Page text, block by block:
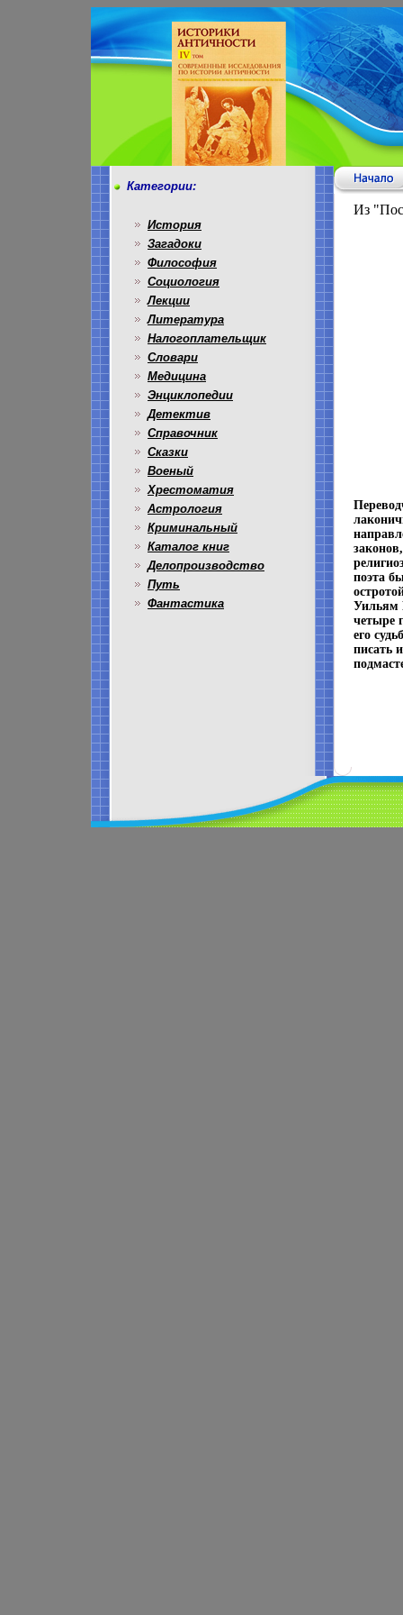
Категории:
История
Загадоки
Философия
Социология
Лекции
Литература
Налогоплательщик
Словари
Медицина
Энциклопедии
Детектив
Справочник
Сказки
Военый
Хрестоматия
Астрология
Криминальный
Каталог книг
Делопроизводство
Путь
Фантастика
Из
поэта
Уильям
четыре
его
писать